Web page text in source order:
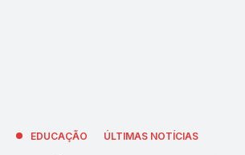
EDUCAÇÃO ÚLTIMAS NOTÍCIAS